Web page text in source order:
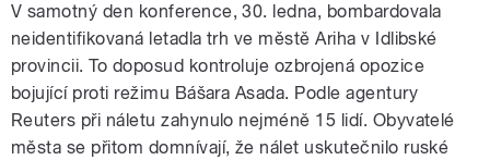
V samotný den konference, 30. ledna, bombardovala
neidentifikovaná letadla trh ve městě Ariha v Idlibské
provincii. To doposud kontroluje ozbrojená opozice
bojující proti režimu Bášara Asada. Podle agentury
Reuters při náletu zahynulo nejméně 15 lidí. Obyvatelé
města se přitom domnívají, že nálet uskutečnilo ruské